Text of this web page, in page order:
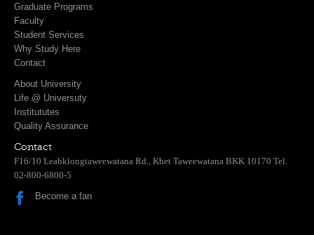
Graduate Programs
Faculty
Student Services
Why Study Here
Contact
About University
Life @ Universuty
Institututes
Quality Assurance
Contact
F16/10 Leabklongtaweewatana Rd., Khet Taweewatana BKK 10170 Tel.
02-800-6800-5
Become a fan